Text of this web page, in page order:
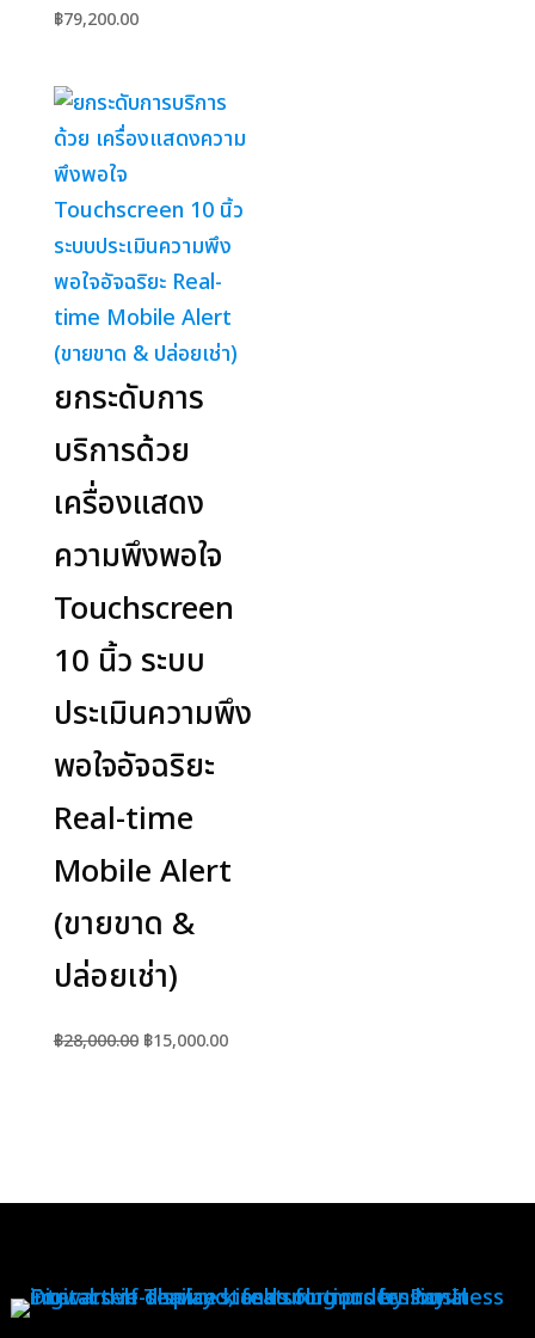
฿79,200.00
ยกระดับการ
บริการด้วย
เครื่องแสดง
ความพึงพอใจ
Touchscreen
10 นิ้ว ระบบ
ประเมินความพึง
พอใจอัจฉริยะ
Real-time
Mobile Alert
(ขายขาด &
ปล่อยเช่า)
฿28,000.00 Original
฿15,000.00Current